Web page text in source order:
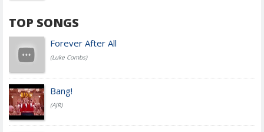
TOP SONGS
Forever After All
(Luke Combs)
Bang!
(AJR)